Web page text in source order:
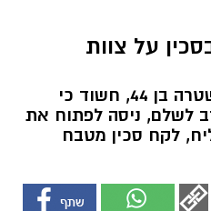
על צוות
תושב בת ים המוכר למשטרה בן 44, חשוד כי
לשלם, ניסה לפתוח את
לקח סכין מטבח